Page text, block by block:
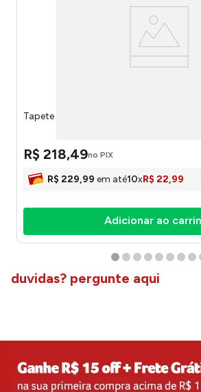
Tapete Frankfurt Bege Microfibra
R$ 218,49no PIX
R$ 229,99 em até10xR$ 22,99
Adicionar ao
duvidas? pergunte aqui